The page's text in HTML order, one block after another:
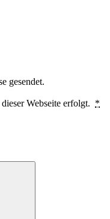
gesendet.
Webseite erfolgt. *